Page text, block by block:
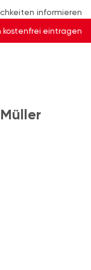
informieren
kostenfrei eintragen